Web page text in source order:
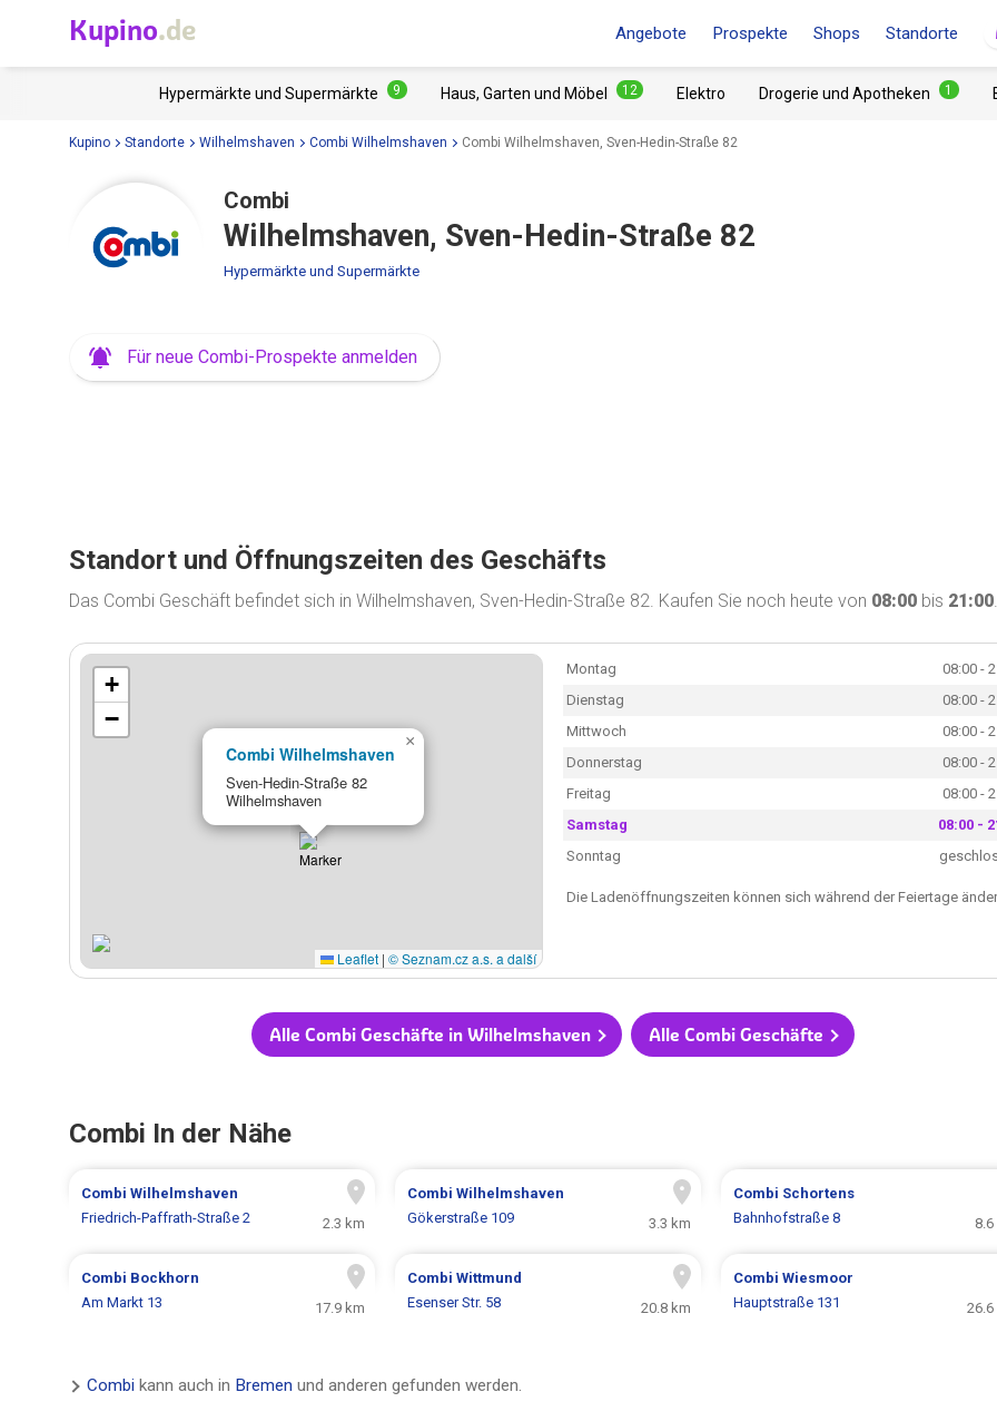
Kupino.de Angebote Prospekte Shops Standorte
Hypermärkte und Supermärkte 9 Haus, Garten und Möbel 12 Elektro Drogerie und Apotheken 1
Kupino Standorte Wilhelmshaven Combi Wilhelmshaven Combi Wilhelmshaven, Sven-Hedin-Straße 82
Combi
Wilhelmshaven, Sven-Hedin-Straße 82
Hypermärkte und Supermärkte
Für neue Combi-Prospekte anmelden
Standort und Öffnungszeiten des Geschäfts
Das Combi Geschäft befindet sich in Wilhelmshaven, Sven-Hedin-Straße 82. Kaufen Sie noch heute von 08:00 bis 21:00.
Combi Wilhelmshaven
Sven-Hedin-Straße 82
Wilhelmshaven
×
+
−
Leaflet | © Seznam.cz a.s. a další
Montag
08:00 -
Dienstag
08:00 -
Mittwoch
08:00 -
Donnerstag
08:00 -
Freitag
08:00 -
Samstag
08:00 -
Sonntag
Die Ladenöffnungszeiten können sich während der Feiertage
Alle Combi Geschäfte in Wilhelmshaven Alle Combi Geschäfte
Combi In der Nähe
CombiWilhelmshaven
Friedrich-Paffrath-Straße 2
2.3 km
Combi Wilhelmshaven
Gökerstraße 109
3.3 km
Combi Schortens
Bahnhofstraße 8
Combi Bockhorn
Am Markt 13
17.9 km
Combi Wittmund
Esenser Str. 58
20.8 km
Combi Wiesmoor
Hauptstraße 131
26.6
Combi kann auch in Bremen und anderen gefunden werden.